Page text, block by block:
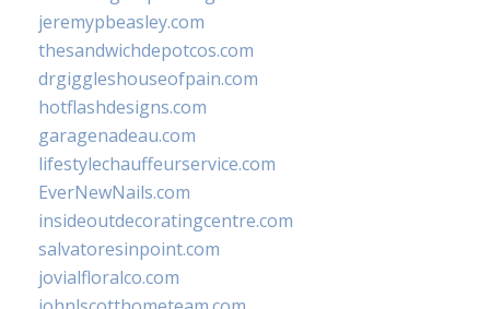
jeremypbeasley.com
thesandwichdepotcos.com
drgiggleshouseofpain.com
hotflashdesigns.com
garagenadeau.com
lifestylechauffeurservice.com
EverNewNails.com
insideoutdecoratingcentre.com
salvatoresinpoint.com
jovialfloralco.com